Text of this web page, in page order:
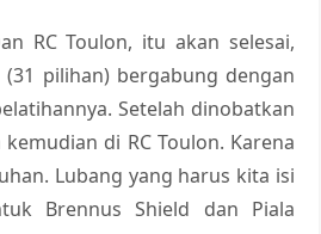
RC Toulon, itu akan selesai,
pilihan) bergabung dengan
Setelah dinobatkan
di RC Toulon. Karena
Lubang yang harus kita isi
Brennus Shield dan Piala